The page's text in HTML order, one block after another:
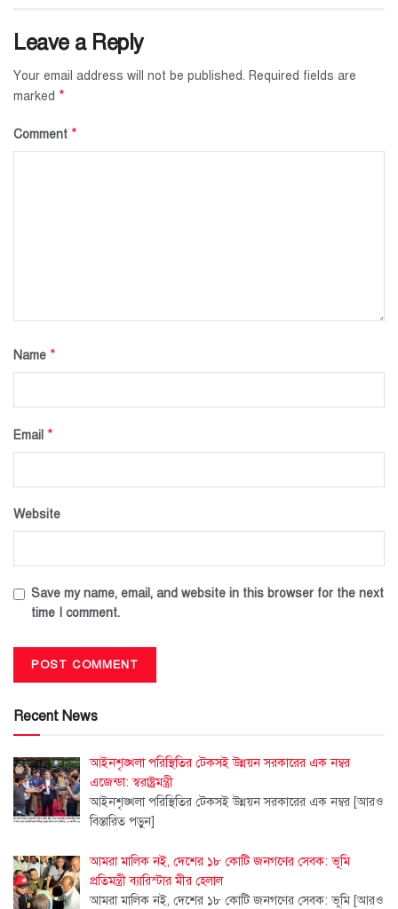
Leave a Reply
Your email address will not be published. Required fields are
marked *
Comment *
Name *
Email *
Website
Save my name, email, and website in this browser for the next
time I comment.
Recent News
আইনশৃঙ্খলা পরিস্থিতির টেকসই উন্নয়ন সরকারের এক নম্বর
এজেন্ডা: স্বরাষ্ট্রমন্ত্রী
আইনশৃঙ্খলা পরিস্থিতির টেকসই উন্নয়ন সরকারের এক নম্বর [আরও
বিস্তারিত পড়ুন]
আমরা মালিক নই, দেশের ১৮ কোটি জনগণের সেবক: ভূমি
প্রতিমন্ত্রী ব্যারিস্টার মীর হেলাল
আমরা মালিক নই, দেশের ১৮ কোটি জনগণের সেবক: ভূমি [আরও